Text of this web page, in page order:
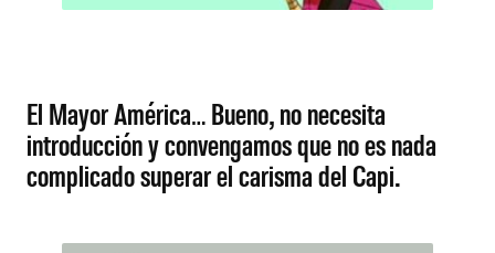
El Mayor América… Bueno, no necesita
introducción y convengamos que no es nada
complicado superar el carisma del Capi.